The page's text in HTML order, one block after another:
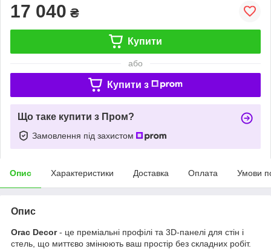
17 040 ₴
Купити
або
Купити з
Що таке купити з Пром?
Замовлення під захистом
Опис Характеристики Доставка Оплата Умови
Опис
Orac Decor- це преміальні профілі та 3D-панелі для стін і
стель, що миттєво змінюють ваш простір без складних робіт.